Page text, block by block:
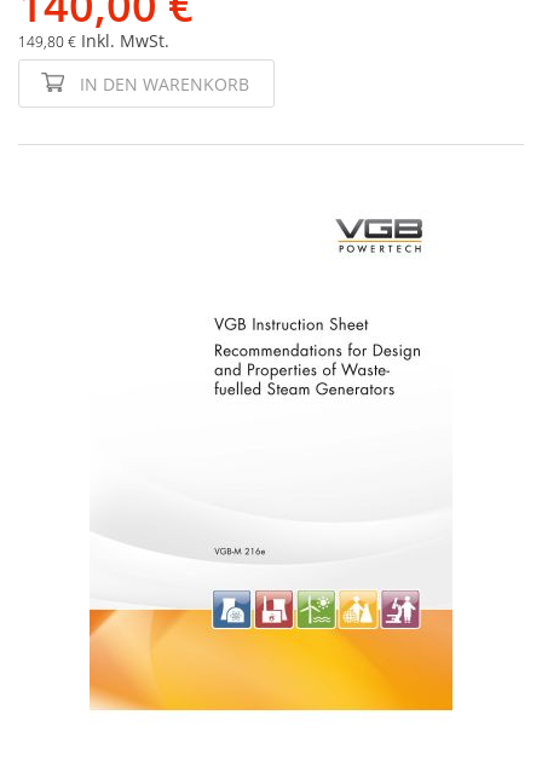
149,80 € Inkl. MwSt.
IN DEN WARENKORB